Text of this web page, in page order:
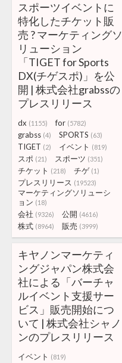
スポーツイベントに
特化したチケット販
売 ? マーケティングソ
リューション
「TIGET for Sports
DX(チゲスポ)」を公
開 | 株式会社grabssの
プレスリリース
dx (1155) for (5782)
grabss (4) SPORTS (63)
TIGET (2) イベント (819)
スポ (21) スポーツ (351)
チケット (218) チゲ (1)
プレスリリース (19523)
マーケティングソリューシ
ョン (18)
会社 (9326) 公開 (4616)
株式 (8964) 販売 (3999)
キヤノンマーケティ
ングジャパン株式会
社による「バーチャ
ルイベント支援サー
ビス」販売開始につ
いて | 株式会社シャノ
ンのプレスリリース
イベント (819)